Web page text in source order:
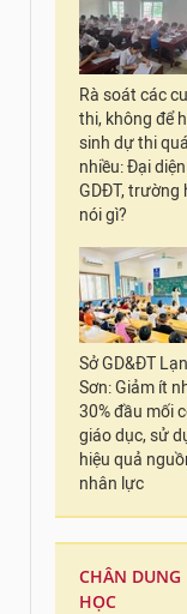
Rà soát các
thi, không để
sinh dự thi quá
nhiều: Đại
GDĐT, trường
nói gì?
Sở GD&ĐT
Sơn: Giảm ít
30% đầu mối
giáo dục, sử
hiệu quả
nhân lực
CHÂN
HỌC